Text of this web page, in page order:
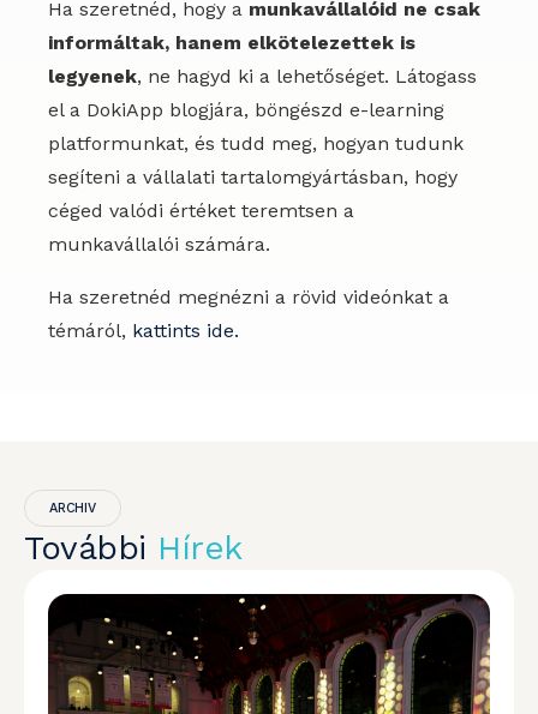
Ha szeretnéd, hogy a munkavállalóid ne csak
informáltak, hanem elkötelezettek is
legyenek, ne hagyd ki a lehetőséget. Látogass
el a DokiApp blogjára, böngészd e-learning
platformunkat, és tudd meg, hogyan tudunk
segíteni a vállalati tartalomgyártásban, hogy
céged valódi értéket teremtsen a
munkavállalói számára.
Ha szeretnéd megnézni a rövid videónkat a
témáról, kattints ide.
ARCHIV
További Hírek